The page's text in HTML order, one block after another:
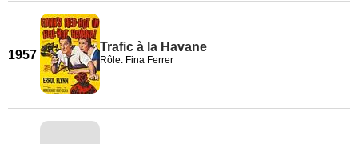
1957
Trafic à la Havane
Rôle: Fina Ferrer